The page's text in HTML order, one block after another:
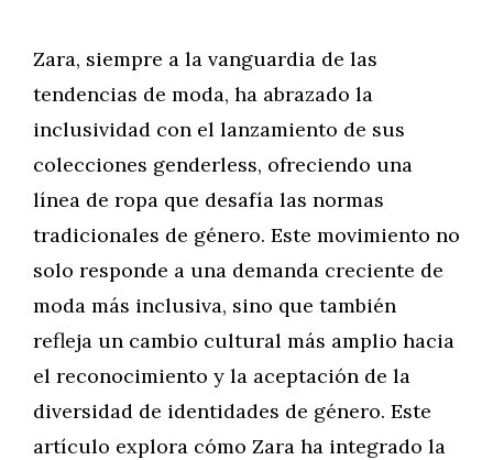
Zara, siempre a la vanguardia de las
tendencias de moda, ha abrazado la
inclusividad con el lanzamiento de sus
colecciones genderless, ofreciendo una
línea de ropa que desafía las normas
tradicionales de género. Este movimiento no
solo responde a una demanda creciente de
moda más inclusiva, sino que también
refleja un cambio cultural más amplio hacia
el reconocimiento y la aceptación de la
diversidad de identidades de género. Este
artículo explora cómo Zara ha integrado la